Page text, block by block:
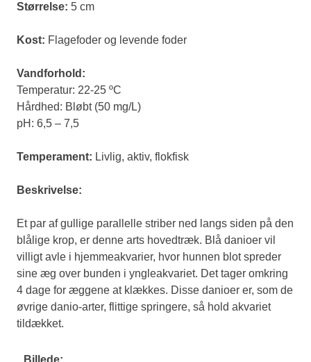
Størrelse: 5 cm
Kost: Flagefoder og levende foder
Vandforhold:
Temperatur: 22-25 ºC
Hårdhed: Bløbt (50 mg/L)
pH: 6,5 – 7,5
Temperament: Livlig, aktiv, flokfisk
Beskrivelse:
Et par af gullige parallelle striber ned langs siden på den
blålige krop, er denne arts hovedtræk. Blå danioer vil
villigt avle i hjemmeakvarier, hvor hunnen blot spreder
sine æg over bunden i yngleakvariet. Det tager omkring
4 dage for æggene at klækkes. Disse danioer er, som de
øvrige danio-arter, flittige springere, så hold akvariet
tildækket.
Billede: